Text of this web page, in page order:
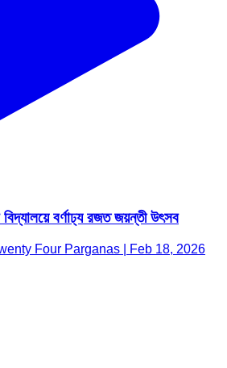
বর্ণাঢ্য রজত জয়ন্তী উৎসব
Four Parganas | Feb 18, 2026